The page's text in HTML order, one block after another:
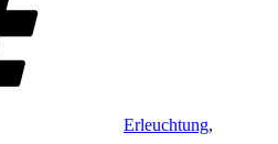
Erleuchtung,